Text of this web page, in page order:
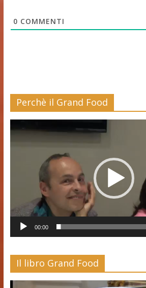
0 COMMENTI
Perchè il Grand Food
00:00
Il libro Grand Food